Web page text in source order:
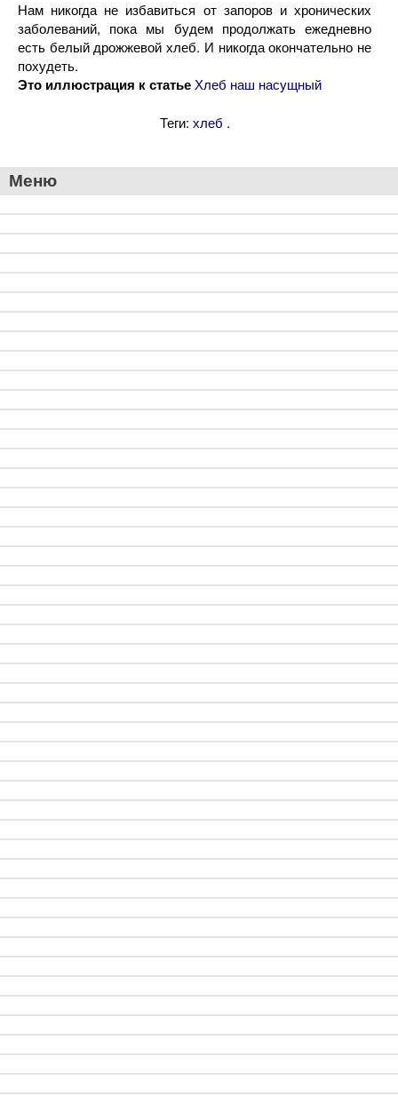
Нам никогда не избавиться от запоров и хронических
заболеваний, пока мы будем продолжать ежедневно
есть белый дрожжевой хлеб. И никогда окончательно не
похудеть.
Это иллюстрация к статье Хлеб наш насущный
Теги: хлеб .
Меню